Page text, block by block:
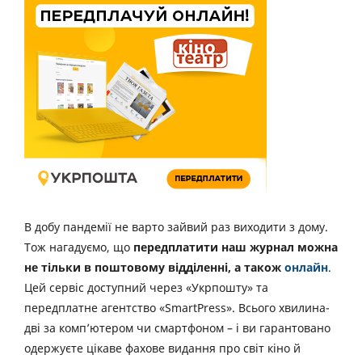
В добу пандемії не варто зайвий раз виходити з дому.
Тож нагадуємо, що передплатити наш журнал можна
не тільки в поштовому відділенні, а також онлайн.
Цей сервіс доступний через «Укрпошту» та
передплатне агентство «SmartPress». Всього хвилина-
дві за комп’ютером чи смартфоном – і ви гарантовано
одержуєте цікаве фахове видання про світ кіно й